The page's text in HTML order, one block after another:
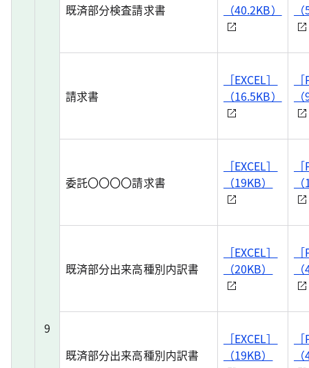
9
既済部分検査請求書
（40.2KB）
請求書
［EXCEL］
（16.5KB）
委託〇〇〇〇請求書
［EXCEL］
（19KB）
既済部分出来高種別内訳書
［EXCEL］
（20KB）
既済部分出来高種別内訳書
［EXCEL］
（19KB）